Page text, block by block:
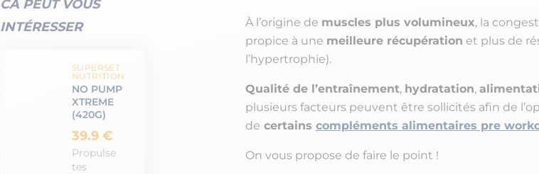
CA PEUT VOUS
INTÉRESSER
SUPERSET
NUTRITION
NO PUMP
XTREME
(420G)
39.9 €
Propulse
tes
À l’origine de muscles plus volumineux, la
propice à une meilleure récupération et plus de
l’hypertrophie).
Qualité de l’entraînement, hydratation,
plusieurs facteurs peuvent être sollicités afin de
de certains compléments alimentaires pre
On vous propose de faire le point !